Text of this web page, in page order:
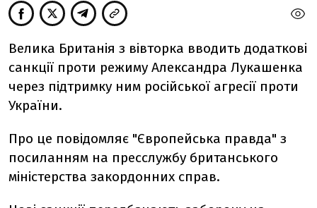
Велика Британія з вівторка вводить додаткові
санкції проти режиму Александра Лукашенка
через підтримку ним російської агресії проти
України.
Про це повідомляє "Європейська правда" з
посиланням на пресслужбу британського
міністерства закордонних справ.